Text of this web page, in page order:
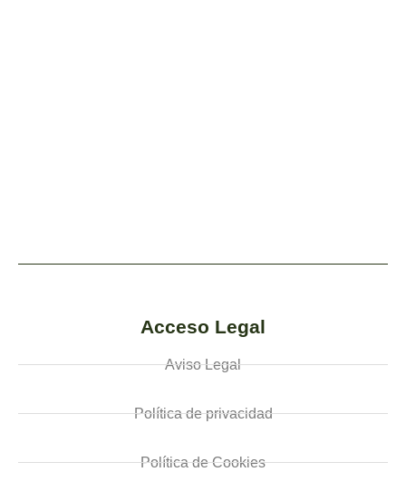
Acceso Legal
Aviso Legal
Política de privacidad
Política de Cookies